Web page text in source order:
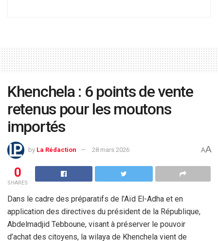
Khenchela : 6 points de vente
retenus pour les moutons
importés
by La Rédaction 28 mars 2026 AA
0
SHARES
Dans le cadre des préparatifs de l’Aïd El-Adha et en
application des directives du président de la République,
Abdelmadjid Tebboune, visant à préserver le pouvoir
d’achat des citoyens, la wilaya de Khenchela vient de